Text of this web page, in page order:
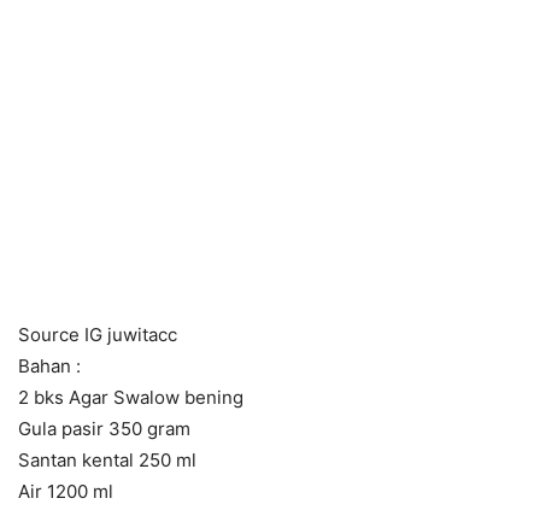
Source IG juwitacc
Bahan :
2 bks Agar Swalow bening
Gula pasir 350 gram
Santan kental 250 ml
Air 1200 ml